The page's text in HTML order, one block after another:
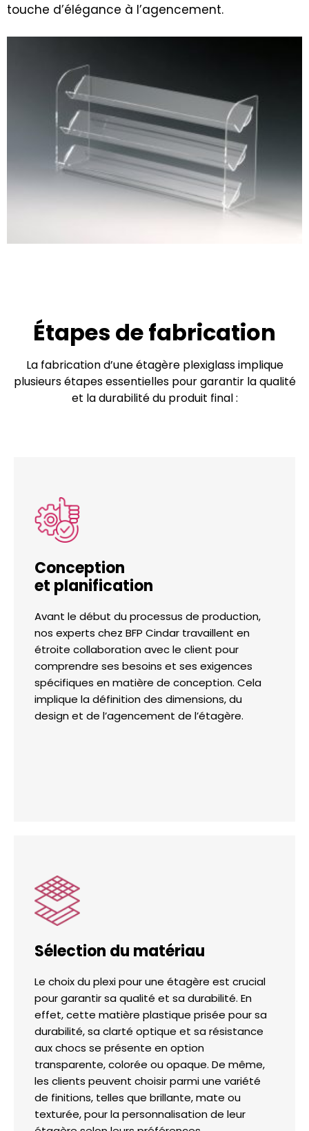
touche d’élégance à l’agencement.
Étapes de fabrication
La fabrication d’une étagère plexiglass implique
plusieurs étapes essentielles pour garantir la qualité
et la durabilité du produit final :
Conception
et planification
Avant le début du processus de production,
nos experts chez BFP Cindar travaillent en
étroite collaboration avec le client pour
comprendre ses besoins et ses exigences
spécifiques en matière de conception. Cela
implique la définition des dimensions, du
design et de l’agencement de l’étagère.
Sélection du matériau
Le choix du plexi pour une étagère est crucial
pour garantir sa qualité et sa durabilité. En
effet, cette matière plastique prisée pour sa
durabilité, sa clarté optique et sa résistance
aux chocs se présente en option
transparente, colorée ou opaque. De même,
les clients peuvent choisir parmi une variété
de finitions, telles que brillante, mate ou
texturée, pour la personnalisation de leur